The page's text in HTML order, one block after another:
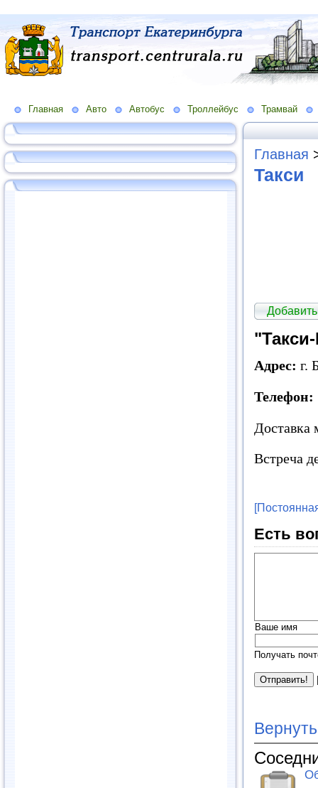
Главная Авто Автобус Троллейбус Трамвай
Главная
Такси
Добавить
Адрес: г.
Телефон:
Доставка
Встреча
Есть
Ваше имя
Получать